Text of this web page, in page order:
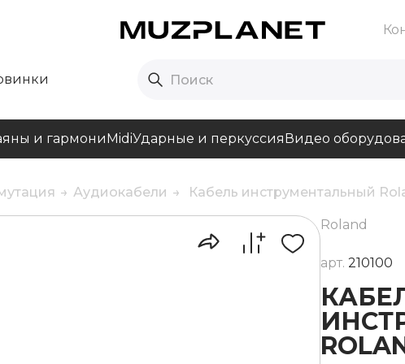
и гармониMidiУдарные и перкуссияВидео
Аудиокабели Кабель инструментальный
Roland
арт. 210100